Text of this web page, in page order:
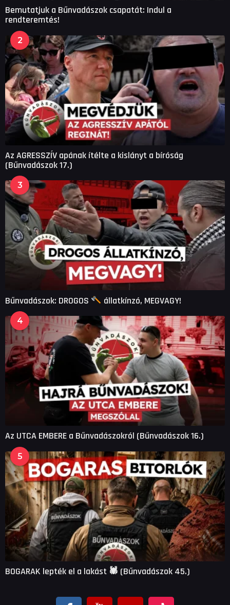
Bemutatjuk a Bűnvadászok csapatát: Indul a
rendteremtés!
2
Az AGRESSZÍV apának ítélte a kislányt a bíróság
(Bűnvadászok 17.)
3
Bűnvadászok: DROGOS állatkínzó, MEGVAGY!
4
Az UTCA EMBERE a Bűnvadászokról (Bűnvadászok 16.)
5
BOGARAK lepték el a lakást 🕷 (Bűnvadászok 45.)